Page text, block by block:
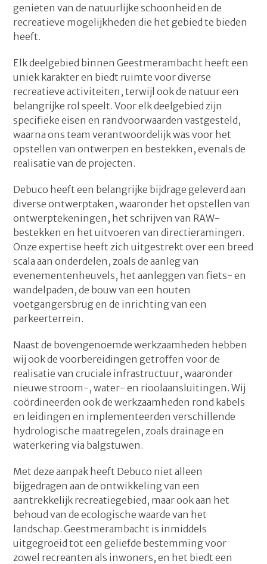
genieten van de natuurlijke schoonheid en de
recreatieve mogelijkheden die het gebied te bieden
heeft.
Elk deelgebied binnen Geestmerambacht heeft een
uniek karakter en biedt ruimte voor diverse
recreatieve activiteiten, terwijl ook de natuur een
belangrijke rol speelt. Voor elk deelgebied zijn
specifieke eisen en randvoorwaarden vastgesteld,
waarna ons team verantwoordelijk was voor het
opstellen van ontwerpen en bestekken, evenals de
realisatie van de projecten.
Debuco heeft een belangrijke bijdrage geleverd aan
diverse ontwerptaken, waaronder het opstellen van
ontwerptekeningen, het schrijven van RAW-
bestekken en het uitvoeren van directieramingen.
Onze expertise heeft zich uitgestrekt over een breed
scala aan onderdelen, zoals de aanleg van
evenementenheuvels, het aanleggen van fiets- en
wandelpaden, de bouw van een houten
voetgangersbrug en de inrichting van een
parkeerterrein.
Naast de bovengenoemde werkzaamheden hebben
wij ook de voorbereidingen getroffen voor de
realisatie van cruciale infrastructuur, waaronder
nieuwe stroom-, water- en rioolaansluitingen. Wij
coördineerden ook de werkzaamheden rond kabels
en leidingen en implementeerden verschillende
hydrologische maatregelen, zoals drainage en
waterkering via balgstuwen.
Met deze aanpak heeft Debuco niet alleen
bijgedragen aan de ontwikkeling van een
aantrekkelijk recreatiegebied, maar ook aan het
behoud van de ecologische waarde van het
landschap. Geestmerambacht is inmiddels
uitgegroeid tot een geliefde bestemming voor
zowel recreanten als inwoners, en het biedt een